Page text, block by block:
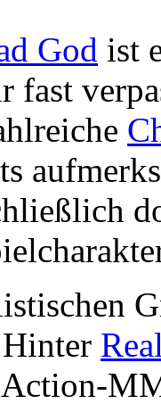
God ist
fast
Hinter